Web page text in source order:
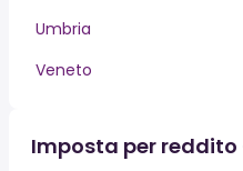
Umbria
Veneto
Imposta per reddito